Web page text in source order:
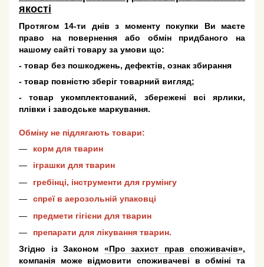
якості
Протягом 14-ти днів з моменту покупки Ви маєте
право на повернення або обмін придбаного на
нашому сайті товару за умови що:
- товар без пошкоджень, дефектів, ознак збирання
- товар повністю зберіг товарний вигляд;
- товар укомплектований, збережені всі ярлики,
плівки і заводське маркування.
Обміну не підлягають товари:
корм для тварин
іграшки для тварин
гребінці, інструменти для грумінгу
спреї в аерозольній упаковці
предмети гігієни для тварин
препарати для лікування тварин.
Згідно із Законом «Про захист прав споживачів»,
компанія може відмовити споживачеві в обміні та